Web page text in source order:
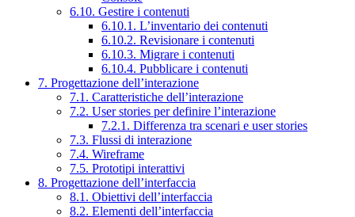
6.10. Gestire i contenuti
6.10.1. L’inventario dei contenuti
6.10.2. Revisionare i contenuti
6.10.3. Migrare i contenuti
6.10.4. Pubblicare i contenuti
7. Progettazione dell’interazione
7.1. Caratteristiche dell’interazione
7.2. User stories per definire l’interazione
7.2.1. Differenza tra scenari e user stories
7.3. Flussi di interazione
7.4. Wireframe
7.5. Prototipi interattivi
8. Progettazione dell’interfaccia
8.1. Obiettivi dell’interfaccia
8.2. Elementi dell’interfaccia